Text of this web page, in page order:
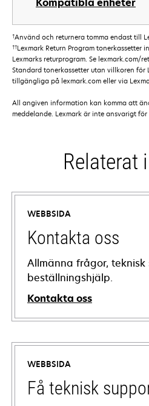
†Använd och returnera tomma endast till
††Lexmark Return Program tonerkassetter
Lexmarks returprogram. Se lexmark.com/
Standard tonerkassetter utan villkoren för
tillgängliga på lexmark.com eller via
All angiven information kan komma att
meddelande. Lexmark är inte ansvarigt för
Relaterat
WEBBSIDA
Kontakta oss
Allmänna frågor, teknisk
beställningshjälp.
Kontakta oss
WEBBSIDA
Få teknisk